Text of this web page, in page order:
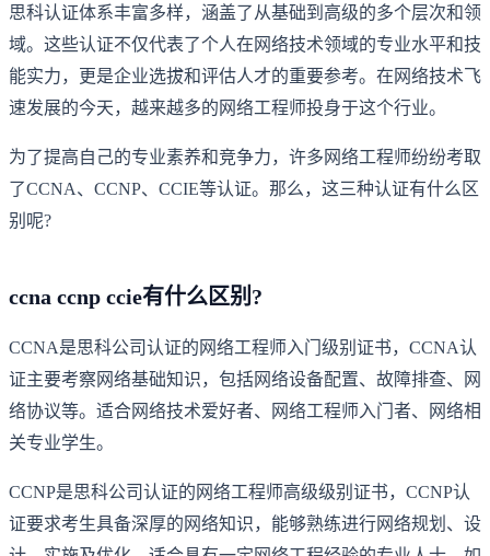
思科认证体系丰富多样，涵盖了从基础到高级的多个层次和领
域。这些认证不仅代表了个人在网络技术领域的专业水平和技
能实力，更是企业选拔和评估人才的重要参考。在网络技术飞
速发展的今天，越来越多的网络工程师投身于这个行业。
为了提高自己的专业素养和竞争力，许多网络工程师纷纷考取
了CCNA、CCNP、CCIE等认证。那么，这三种认证有什么区
别呢?
ccna ccnp ccie有什么区别?
CCNA是思科公司认证的网络工程师入门级别证书，CCNA认
证主要考察网络基础知识，包括网络设备配置、故障排查、网
络协议等。适合网络技术爱好者、网络工程师入门者、网络相
关专业学生。
CCNP是思科公司认证的网络工程师高级级别证书，CCNP认
证要求考生具备深厚的网络知识，能够熟练进行网络规划、设